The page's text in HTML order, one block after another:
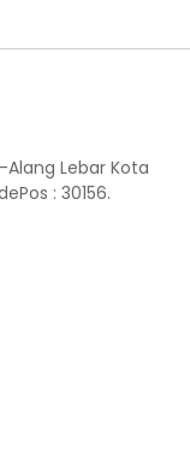
Alang Lebar Kota
: 30156.